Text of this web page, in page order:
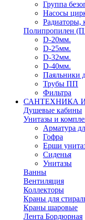
Группа
Насосы
Радиаторы,
Полипропилен
D-20мм.
D-25мм.
D-32мм.
D-40мм.
Паяльники
Трубы ПП
Фильтра
САНТЕХНИКА
Душевые кабины
Унитазы и
Арматура
Гофра
Ерши
Сиденья
Унитазы
Ванны
Вентиляция
Коллекторы
Краны для
Краны шаровые
Лента Бордюрная